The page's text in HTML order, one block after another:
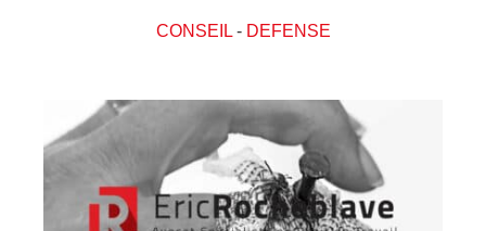
CONSEIL- DEFENSE